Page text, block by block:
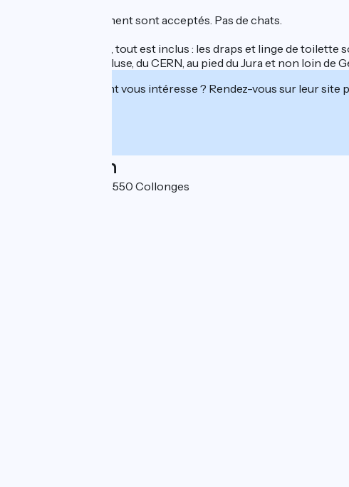
Les chiens uniquement sont acceptés. Pas de chats.
Pour votre confort, tout est inclus : les draps et linge de toilette
proche du Fort l'Écluse, du CERN, au pied du Jura et non loin
Cet établissement vous intéresse ? Rendez-vous sur leur site
Localisation
91 rue de Ruybot 01550 Collonges